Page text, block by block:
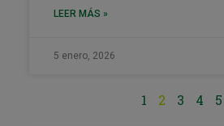
LEER MÁS »
5 enero, 2026
1 2 3 4 5